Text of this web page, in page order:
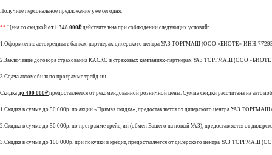
Получите персональное предложение уже сегодня.
** Цена со скидкой от 1 348 000₽действительна при соблюдении следующих условий:
1.Оформление автокредита в банках-партнерах дилерского центра УАЗ ТОРГМАШ (ООО «БИОТЕ»
2.Заключение договора страхования КАСКО в страховых кампаниях-партнерах УАЗ ТОРГМАШ (ООО
3.Сдача автомобиля по программе трейд-ин
Скидка до 400 000₽предоставляется от рекомендованной розничной цены. Сумма скидки рассчитана на
1.Скидка в сумме до 50 000р. по акции «Прямая скидка», предоставляется от дилерского центра УАЗ
2.Скидка в сумме до 50 000р. по программе трейд-ин (обмен Вашего на новый УАЗ), предоставляется от
3.Скидка в сумме до 100 000р. при покупки в кредит, предоставляется от дилерского центра УАЗ